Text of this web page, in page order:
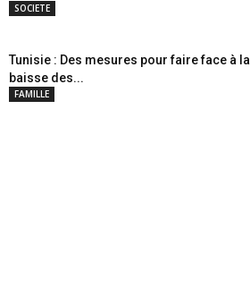
SOCIETE
Tunisie : Des mesures pour faire face à la
baisse des...
FAMILLE